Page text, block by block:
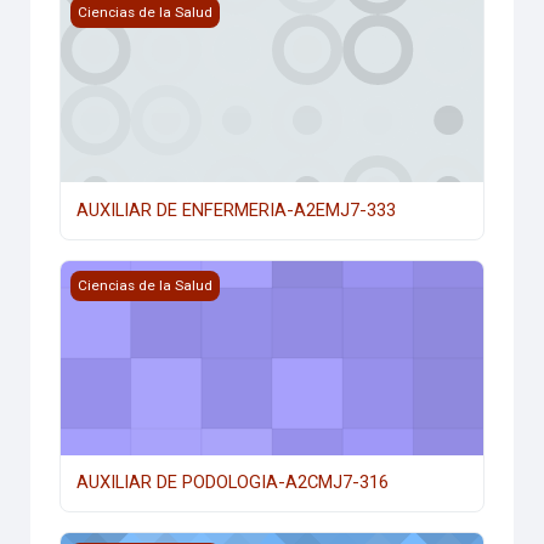
AUXILIAR DE ENFERMERIA-A2EMJ7-333
Ciencias de la Salud
AUXILIAR DE ENFERMERIA-A2EMJ7-333
AUXILIAR DE PODOLOGIA-A2CMJ7-316
Ciencias de la Salud
AUXILIAR DE PODOLOGIA-A2CMJ7-316